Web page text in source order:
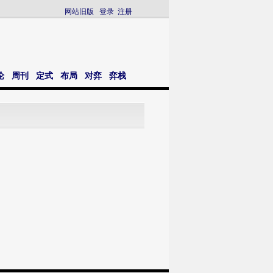
网站旧版 登录 注册
周刊 定式 布局 对弈 弈栈